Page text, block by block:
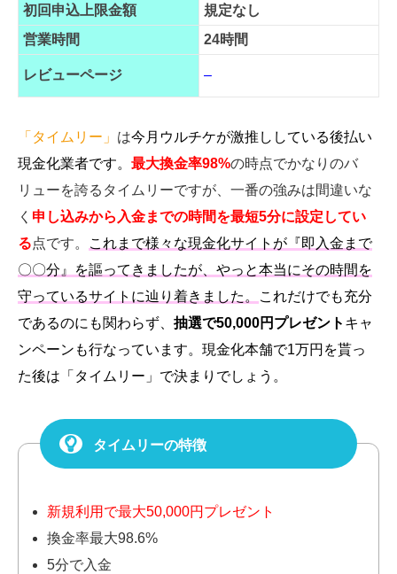
初回申込上限金額
規定なし
営業時間
24時間
レビューページ –
「タイムリー」 は今月ウルチケが激推ししている後払い
現金化業者です。 最大換金率98%の時点でかなりのバ
リューを誇るタイムリーですが、一番の強みは間違いな
く 申し込みから入金までの時間を最短5分に設定してい
る点です。
これまで様々な現金化サイトが『即入金まで
〇〇分』を謳ってきましたが、やっと本当にその時間を
守っているサイトに辿り着きました。
これだけでも充分
であるのにも関わらず、 抽選で50,000円プレゼント キャ
ンペーンも行なっています。現金化本舗で1万円を貰っ
た後は「タイムリー」で決まりでしょう。
タイムリーの特徴
新規利用で最大50,000円プレゼント
換金率最大98.6%
5分で入金